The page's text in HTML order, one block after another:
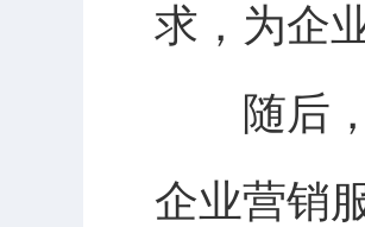
求，为企
随后，
企业营销